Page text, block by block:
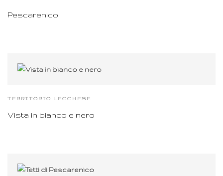
Pescarenico
TERRITORIO LECCHESE
Vista in bianco e nero